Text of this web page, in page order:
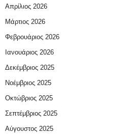
Απρίλιος 2026
Μάρτιος 2026
Φεβρουάριος 2026
Ιανουάριος 2026
Δεκέμβριος 2025
Νοέμβριος 2025
Οκτώβριος 2025
Σεπτέμβριος 2025
Αύγουστος 2025